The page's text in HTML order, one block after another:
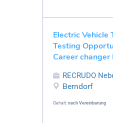
Electric Vehicle
Testing
Career
RECRUDO
Berndorf
Gehalt: nach Vereinbarung